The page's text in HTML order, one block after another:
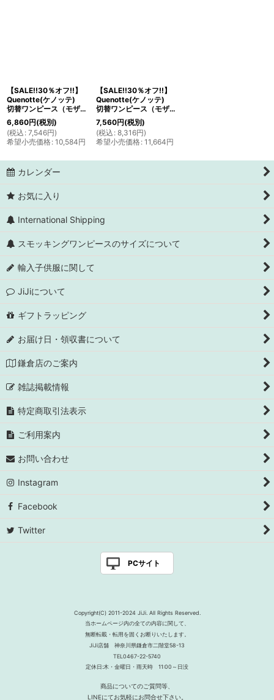
【SALE!!30％オフ!!】
Quenotte(ケノッテ)
切替ワンピース（モザイクプリント）4歳6歳
6,860円(税別)
(税込 : 7,546円)
希望小売価格: 10,584円
【SALE!!30％オフ!!】
Quenotte(ケノッテ)
切替ワンピース（モザイクプリント）8歳
7,560円(税別)
(税込 : 8,316円)
希望小売価格: 11,664円
カレンダー
お気に入り
International Shipping
スモッキングワンピースのサイズについて
輸入子供服に関して
JiJiについて
ギフトラッピング
お届け日・領収書について
鎌倉店のご案内
雑誌掲載情報
特定商取引法表示
ご利用案内
お問い合わせ
Instagram
Facebook
Twitter
PCサイト
Copyright(C) 2011-2024 JiJi. All Rights Reserved.
当ホームページ内の全ての内容に関して、
無断転載・転用を固くお断りいたします。
JiJi店舗 神奈川県鎌倉市二階堂58-13
TEL0467-22-5740
定休日:木・金曜日・雨天時 11:00～日没
商品についてのご質問等、
LINEにてお気軽にお問合せ下さい。